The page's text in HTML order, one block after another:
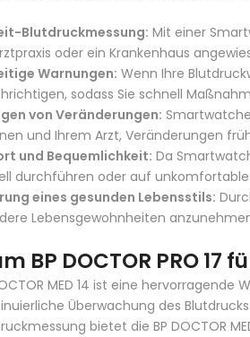
Blutdruckmessung: Mit einer
oder ein Krankenhaus
Warnungen: Wenn Ihre
sodass Sie schnell
von Veränderungen:
und Ihrem Arzt, Veränderungen
und Bequemlichkeit: Da
durchführen oder auf
eines gesunden Lebensstils:
Lebensgewohnheiten
BP DOCTOR PRO
MED 14 ist eine hervorragende
Überwachung des
bietet die BP DOCTOR